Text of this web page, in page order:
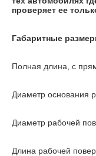
проверяет ее
Габаритные
Полная длина, с
Диаметр основания
Диаметр рабочей
Длина рабочей